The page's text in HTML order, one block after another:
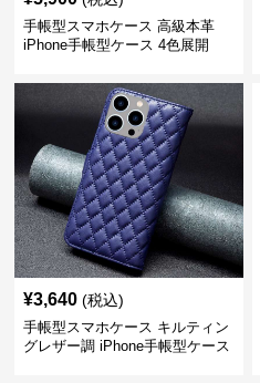
手帳型スマホケース 高級本革
iPhone手帳型ケース 4色展開
¥3,640 (税込)
手帳型スマホケース キルティン
グレザー調 iPhone手帳型ケース